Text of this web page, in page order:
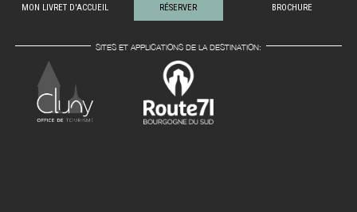
MON LIVRET D'ACCUEIL RÉSERVER BROCHURE
SITES ET APPLICATIONS DE LA DESTINATION: